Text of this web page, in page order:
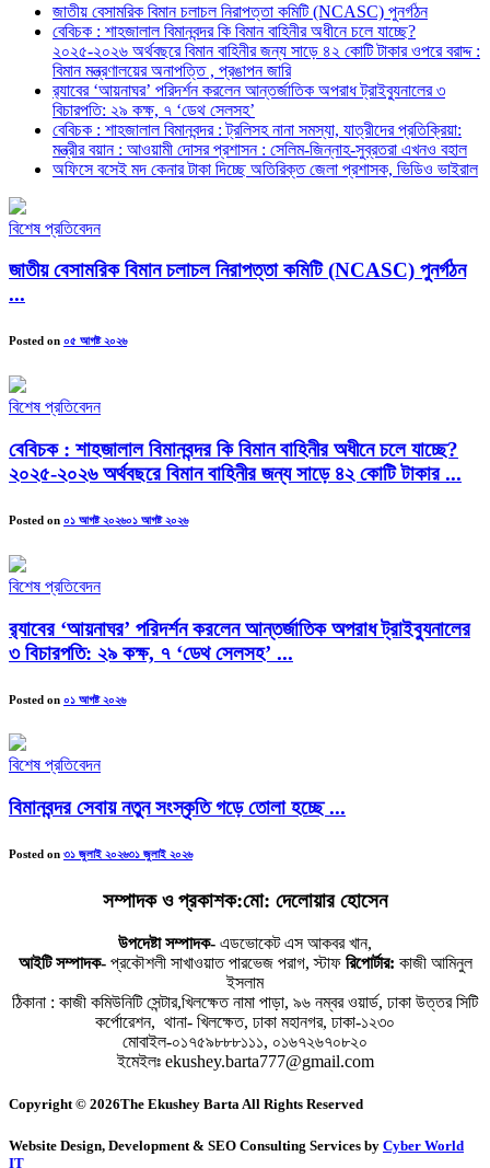
জাতীয় বেসামরিক বিমান চলাচল নিরাপত্তা কমিটি (NCASC) পুনর্গঠন
বেবিচক : শাহজালাল বিমানবন্দর কি বিমান বাহিনীর অধীনে চলে যাচ্ছে?
২০২৫-২০২৬ অর্থবছরে বিমান বাহিনীর জন্য সাড়ে ৪২ কোটি টাকার ওপরে বরাদ্দ :
বিমান মন্ত্রণালয়ের অনাপত্তি , প্রঙাপন জারি
র‍্যাবের ‘আয়নাঘর’ পরিদর্শন করলেন আন্তর্জাতিক অপরাধ ট্রাইব্যুনালের ৩
বিচারপতি: ২৯ কক্ষ, ৭ ‘ডেথ সেলসহ’
বেবিচক : শাহজালাল বিমানবন্দর : ট্রলিসহ নানা সমস্যা, যাত্রীদের প্রতিক্রিয়া:
মন্ত্রীর বয়ান : আওয়ামী দোসর প্রশাসন : সেলিম-জিন্নাহ-সুব্রতরা এখনও বহাল
অফিসে বসেই মদ কেনার টাকা দিচ্ছে অতিরিক্ত জেলা প্রশাসক, ভিডিও ভাইরাল
বিশেষ প্রতিবেদন
জাতীয় বেসামরিক বিমান চলাচল নিরাপত্তা কমিটি (NCASC) পুনর্গঠন
...
Posted on ০৫ আগষ্ট ২০২৬
বিশেষ প্রতিবেদন
বেবিচক : শাহজালাল বিমানবন্দর কি বিমান বাহিনীর অধীনে চলে যাচ্ছে?
২০২৫-২০২৬ অর্থবছরে বিমান বাহিনীর জন্য সাড়ে ৪২ কোটি টাকার ...
Posted on ০১ আগষ্ট ২০২৬০১ আগষ্ট ২০২৬
বিশেষ প্রতিবেদন
র‍্যাবের ‘আয়নাঘর’ পরিদর্শন করলেন আন্তর্জাতিক অপরাধ ট্রাইব্যুনালের
৩ বিচারপতি: ২৯ কক্ষ, ৭ ‘ডেথ সেলসহ’ ...
Posted on ০১ আগষ্ট ২০২৬
বিশেষ প্রতিবেদন
বিমানবন্দর সেবায় নতুন সংস্কৃতি গড়ে তোলা হচ্ছে ...
Posted on ৩১ জুলাই ২০২৬৩১ জুলাই ২০২৬
সম্পাদক ও প্রকাশক:মো: দেলোয়ার হোসেন
উপদেষ্টা সম্পাদক- এডভোকেট এস আকবর খান,
আইটি সম্পাদক-প্রকৌশলী সাখাওয়াত পারভেজ পরাগ, স্টাফ রিপোর্টার: কাজী আমিনুল
ইসলাম
ঠিকানা : কাজী কমিউনিটি সেন্টার,খিলক্ষেত নামা পাড়া, ৯৬ নম্বর ওয়ার্ড, ঢাকা উত্তর সিটি
কর্পোরেশন, থানা- খিলক্ষেত, ঢাকা মহানগর, ঢাকা-১২৩০
মোবাইল-০১৭৫৯৮৮৮১১১, ০১৬৭২৬৭০৮২০
ইমেইলঃ ekushey.barta777@gmail.com
Copyright © 2026The Ekushey Barta All Rights Reserved
Website Design, Development & SEO Consulting Services by Cyber World
IT